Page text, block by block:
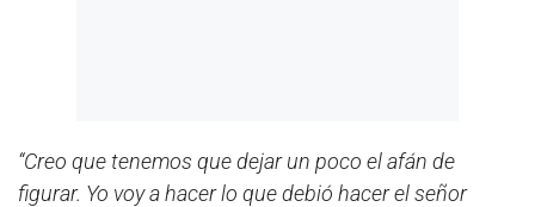
“Creo que tenemos que dejar un poco el afán de
figurar. Yo voy a hacer lo que debió hacer el señor